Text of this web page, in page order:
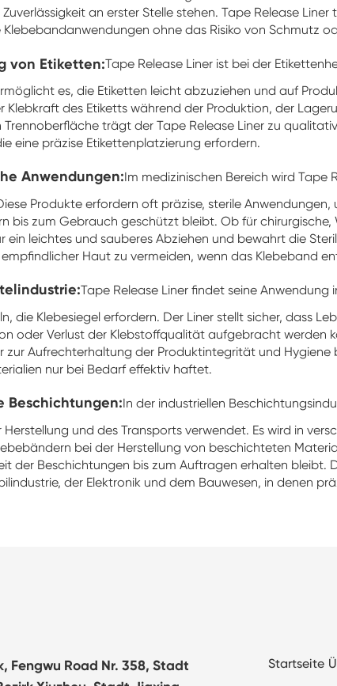
Zuverlässigkeit an erster Stelle stehen. Tape Release
Klebebandanwendungen ohne das Risiko von Schmutz
von Etiketten:Tape Release Liner ist bei der
es, die Etiketten leicht abzuziehen und auf
Klebkraft des Etiketts während der Produktion, der
Trennoberfläche trägt der Tape Release Liner zu
eine präzise Etikettenplatzierung erfordern.
Anwendungen:Im medizinischen Bereich wird Tape
Produkte erfordern oft präzise, sterile
bis zum Gebrauch geschützt bleibt. Ob für
ein leichtes und sauberes Abziehen und bewahrt die
Haut zu vermeiden, wenn das Klebeband
Tape Release Liner findet seine
die Klebesiegel erfordern. Der Liner stellt sicher, dass
oder Verlust der Klebstoffqualität aufgebracht werden
zur Aufrechterhaltung der Produktintegrität und
nur bei Bedarf effektiv haftet.
Beschichtungen:In der industriellen
und des Transports verwendet. Es wird in
bei der Herstellung von beschichteten
der Beschichtungen bis zum Auftragen erhalten bleibt.
der Elektronik und dem Bauwesen, in denen
Fengwu Road Nr. 358, Stadt
Startseite